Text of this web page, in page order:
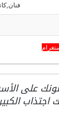
على